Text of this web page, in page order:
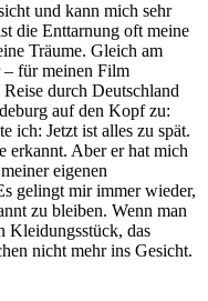
und kann mich sehr
die Enttarnung oft meine
Träume. Gleich am
– für meinen Film
durch Deutschland
auf den Kopf zu:
ich: Jetzt ist alles zu spät.
erkannt. Aber er hat mich
eigenen
gelingt mir immer wieder,
zu bleiben. Wenn man
Kleidungsstück, das
nicht mehr ins Gesicht.